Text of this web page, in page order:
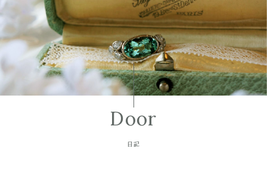
Door
日記